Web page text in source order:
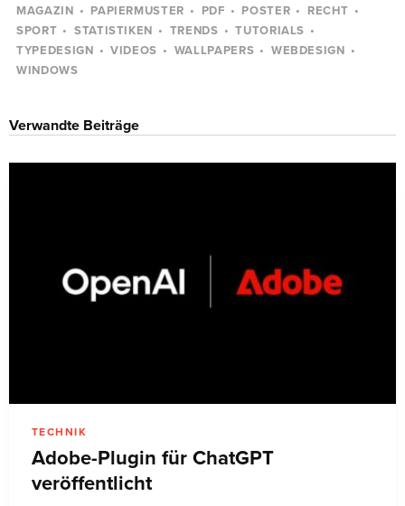
MAGAZIN PAPIERMUSTER PDF POSTER
RECHT
SPORT
STATISTIKEN TRENDS
TUTORIALS
TYPEDESIGN
VIDEOS WALLPAPERS
WEBDESIGN
WINDOWS
Verwandte Beiträge
TECHNIK
Adobe-Plugin für ChatGPT
veröffentlicht